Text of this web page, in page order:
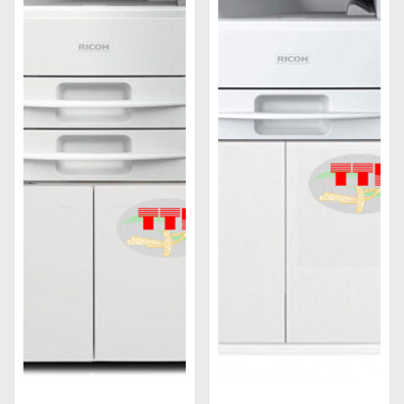
Hiệu suất cao
thiết kế để hoạt động hiệu quả với tốc độ sao
chụp và in ấn nhanh chóng. Điều này giúp giảm
thời gian chờ đợi và tăng năng suất của các
doanh nghiệp.
Đa chức năng: Kết hợp nhiều tính năng đa
chức năng, bao gồm in ấn, quét và gửi fax, giúp
người dùng tiết kiệm không gian và chi phí cho
Nổi bật về chất lượng sao chụp